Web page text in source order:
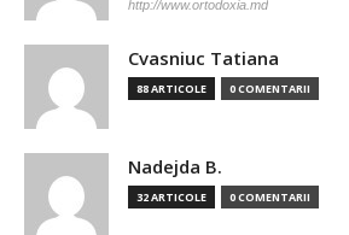
http://www.ortodoxia.md
Cvasniuc Tatiana
88 ARTICOLE 0 COMENTARII
Nadejda B.
32 ARTICOLE 0 COMENTARII